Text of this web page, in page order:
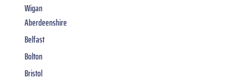
Wigan
Aberdeenshire
Belfast
Bolton
Bristol